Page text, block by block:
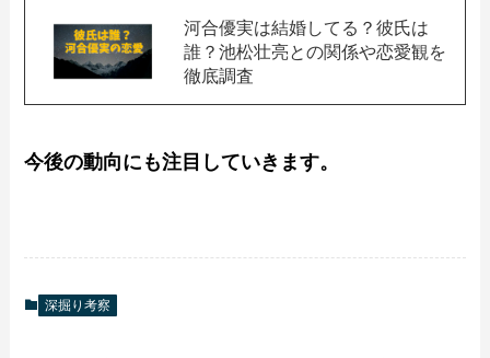
河合優実は結婚してる？彼氏は
誰？池松壮亮との関係や恋愛観を
徹底調査
今後の動向にも注目していきます。
深掘り考察